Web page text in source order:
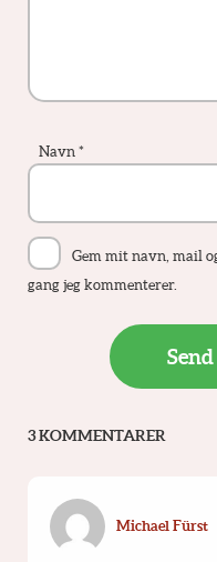
Navn *
Gem mit navn, mail
gang jeg kommenterer.
3 KOMMENTARER
Michael Fürst